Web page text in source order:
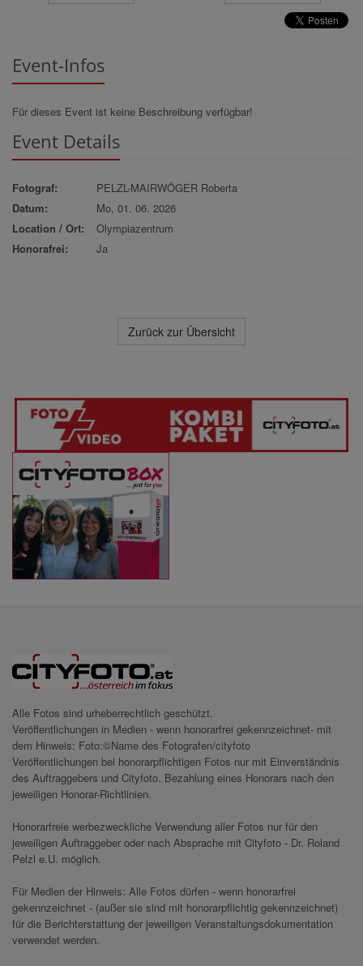
Event-Infos
Für dieses Event ist keine Beschreibung verfügbar!
Event Details
Fotograf:
PELZL-MAIRWÖGER Roberta
Datum:
Mo, 01. 06. 2026
Location / Ort:
Olympiazentrum
Honorafrei:
Ja
Zurück zur Übersicht
Alle Fotos sind urheberrechtlich geschützt.
Veröffentlichungen in Medien - wenn honorarfrei gekennzeichnet- mit
dem Hinweis: Foto:©Name des Fotografen/cityfoto
Veröffentlichungen bei honorarpflichtigen Fotos nur mit Einverständnis
des Auftraggebers und Cityfoto. Bezahlung eines Honorars nach den
jeweiligen Honorar-Richtlinien.
Honorarfreie werbezweckliche Verwendung aller Fotos nur für den
jeweiligen Auftraggeber oder nach Absprache mit Cityfoto - Dr. Roland
Pelzl e.U. möglich.
Für Medien der Hinweis: Alle Fotos dürfen - wenn honorarfrei
gekennzeichnet - (außer sie sind mit honorarpflichtig gekennzeichnet)
für die Berichterstattung der jeweiligen Veranstaltungsdokumentation
verwendet werden.